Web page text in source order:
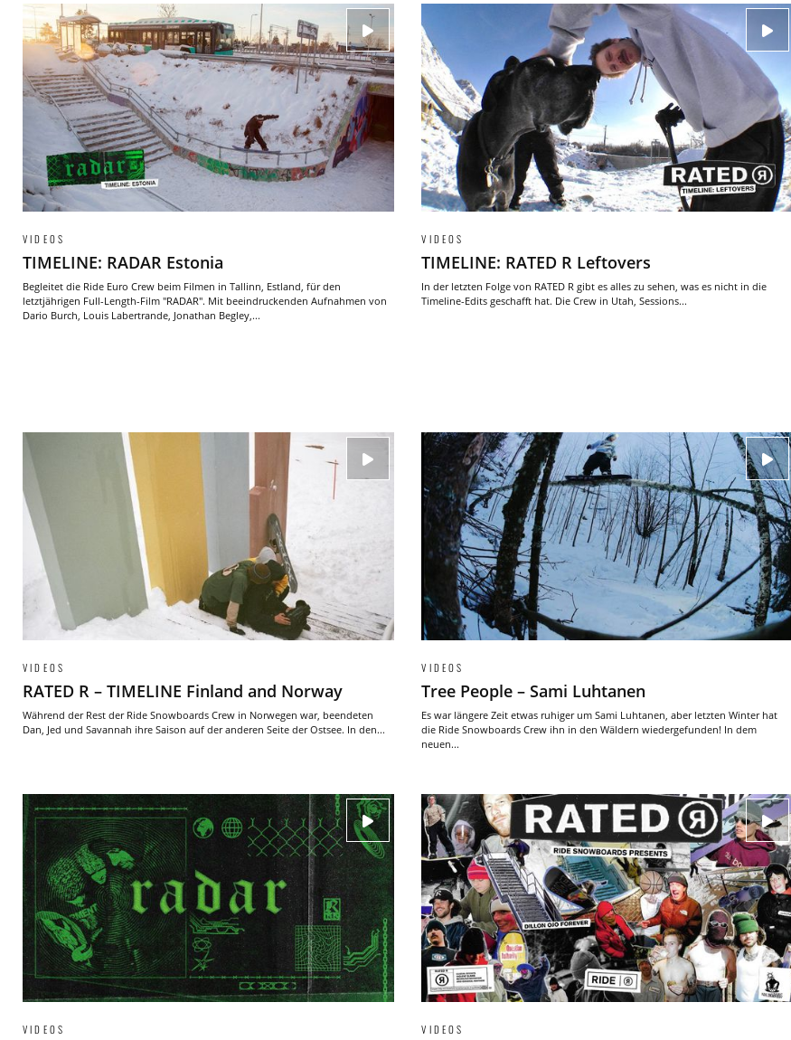
VIDEOS
TIMELINE: RADAR Estonia
Begleitet die Ride Euro Crew beim Filmen in Tallinn, Estland, für den
letztjährigen Full-Length-Film "RADAR". Mit beeindruckenden Aufnahmen von
Dario Burch, Louis Labertrande, Jonathan Begley,...
VIDEOS
TIMELINE: RATED R Leftovers
In der letzten Folge von RATED R gibt es alles zu sehen, was es nicht in die
Timeline-Edits geschafft hat. Die Crew in Utah, Sessions...
VIDEOS
RATED R – TIMELINE Finland and Norway
Während der Rest der Ride Snowboards Crew in Norwegen war, beendeten
Dan, Jed und Savannah ihre Saison auf der anderen Seite der Ostsee. In den...
VIDEOS
Tree People – Sami Luhtanen
Es war längere Zeit etwas ruhiger um Sami Luhtanen, aber letzten Winter hat
die Ride Snowboards Crew ihn in den Wäldern wiedergefunden! In dem
neuen...
VIDEOS VIDEOS